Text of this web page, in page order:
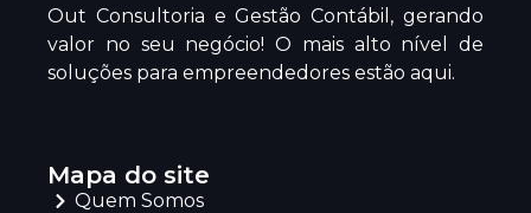
Out Consultoria e Gestão Contábil, gerando
valor no seu negócio! O mais alto nível de
soluções para empreendedores estão aqui.
Mapa do site
Quem Somos